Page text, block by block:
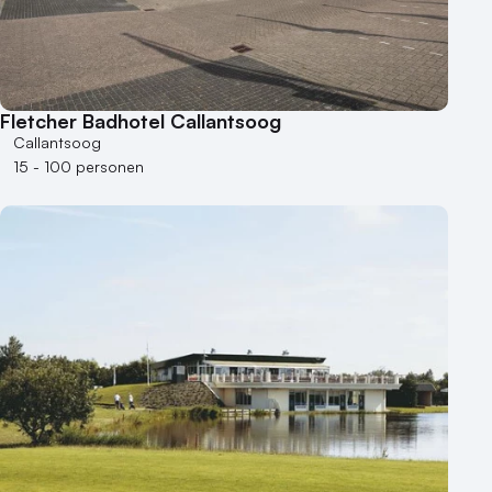
Varende locatie
Fletcher Badhotel Callantsoog
Callantsoog
15 - 100 personen